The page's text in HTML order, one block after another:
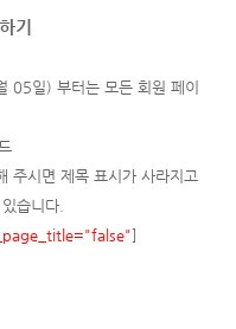
기
05일) 부터는 모든 회원 페이
주시면 제목 표시가 사라지고
습니다.
]